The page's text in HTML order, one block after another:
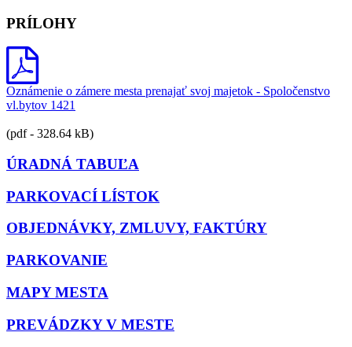
PRÍLOHY
Oznámenie o zámere mesta prenajať svoj majetok - Spoločenstvo
vl.bytov 1421
(pdf - 328.64 kB)
ÚRADNÁ TABUĽA
PARKOVACÍ LÍSTOK
OBJEDNÁVKY, ZMLUVY, FAKTÚRY
PARKOVANIE
MAPY MESTA
PREVÁDZKY V MESTE